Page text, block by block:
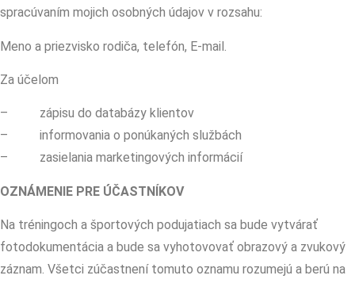
spracúvaním mojich osobných údajov v rozsahu:
Meno a priezvisko rodiča, telefón, E-mail.
Za účelom
– zápisu do databázy klientov
– informovania o ponúkaných službách
– zasielania marketingových informácií
OZNÁMENIE PRE ÚČASTNÍKOV
Na tréningoch a športových podujatiach sa bude vytvárať
fotodokumentácia a bude sa vyhotovovať obrazový a zvukový
záznam. Všetci zúčastnení tomuto oznamu rozumejú a berú na